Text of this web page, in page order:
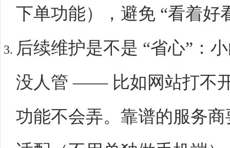
下单功能），避免 “看着好
后续维护是不是 “省心”：
没人管 —— 比如网站打不
功能不会弄。靠谱的服务